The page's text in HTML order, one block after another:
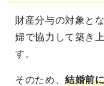
財産分与の対象と
婦で協力して築き
す。
そのため、結婚前